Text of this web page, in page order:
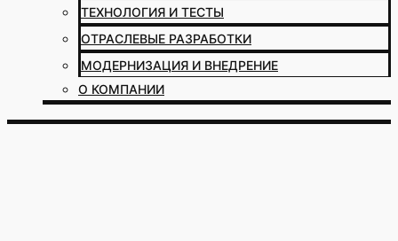
ТЕХНОЛОГИЯ И ТЕСТЫ
ОТРАСЛЕВЫЕ РАЗРАБОТКИ
МОДЕРНИЗАЦИЯ И ВНЕДРЕНИЕ
О КОМПАНИИ